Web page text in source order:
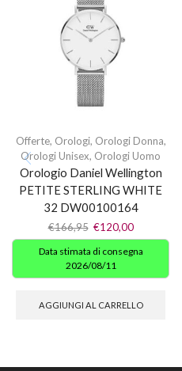
Offerte, Orologi, Orologi Donna,
Orologi Unisex, Orologi Uomo
Orologio Daniel Wellington
PETITE STERLING WHITE
32 DW00100164
€166,95 €120,00
Data stimata di consegna
2026/08/11
AGGIUNGI AL CARRELLO